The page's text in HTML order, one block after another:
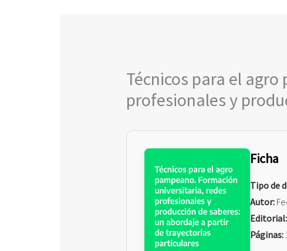
Técnicos para el
profesionales y
Ficha
Tipo de
Autor:
Editorial:
Páginas: